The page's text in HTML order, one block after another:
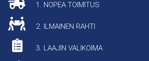
1. NOPEA TOIMITUS
2. ILMAINEN RAHTI
3. LAAJIN VALIKOIMA